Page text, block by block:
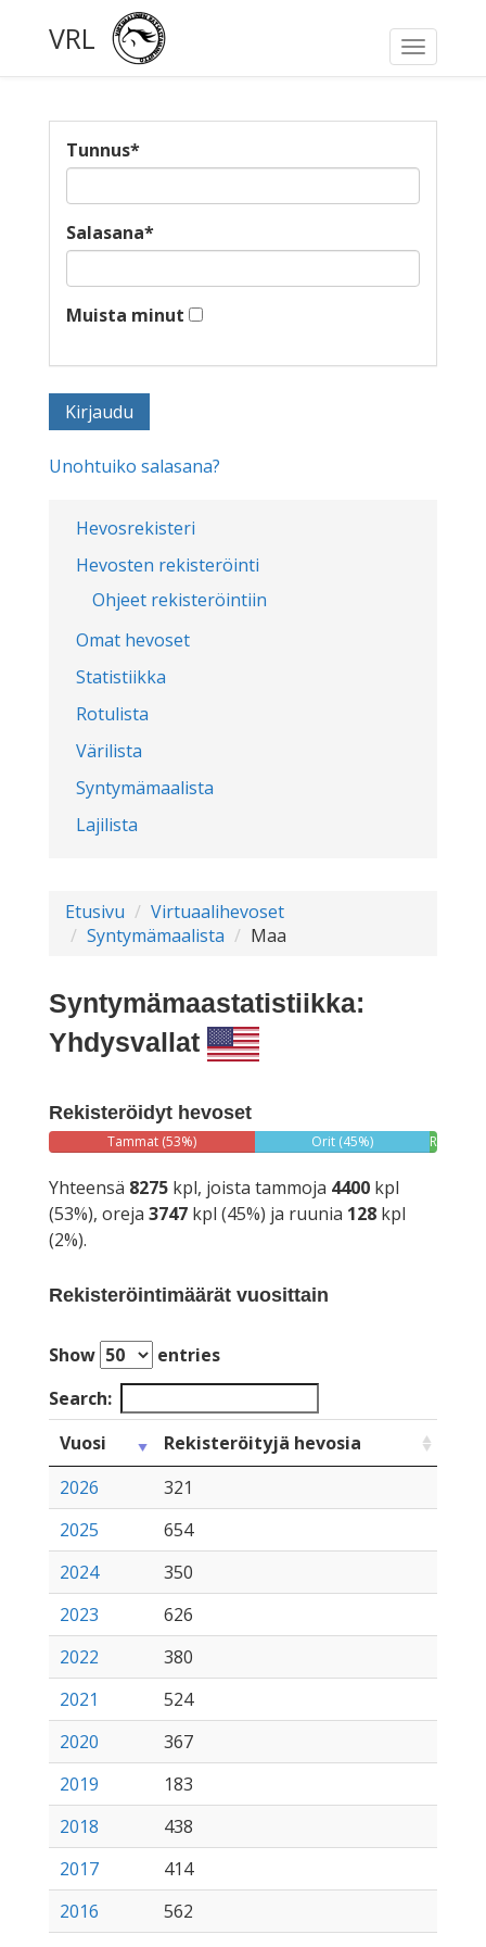
Toggle
VRL
Hevosrekisteri
Hevosten rekisteröinti
Ohjeet rekisteröintiin
Omat hevoset
Statistiikka
Rotulista
Värilista
Syntymämaalista
Lajilista
Tunnus*
Salasana*
Muista minut
Unohtuiko salasana?
Etusivu
Virtuaalihevoset
Syntymämaalista
Maa
Syntymämaastatistiikka:
Yhdysvallat
Rekisteröidyt hevoset
Tammat (53%) Orit (45%)
Ruunat
Yhteensä 8275 kpl, joista tammoja 4400 kpl
(53%), oreja 3747 kpl (45%) ja ruunia 128 kpl
(2%).
Rekisteröintimäärät vuosittain
Show
entries
Search:
Vuosi
Rekisteröityjä hevosia
2026
321
2025
654
2024
350
2023
626
2022
380
2021
524
2020
367
2019
183
2018
438
2017
414
2016
562